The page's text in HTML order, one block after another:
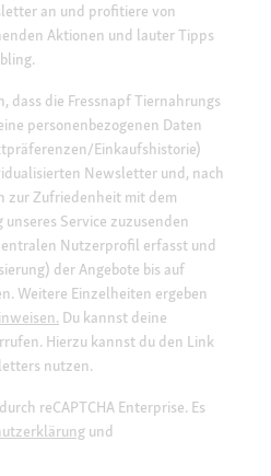
an und profitiere von
Aktionen und lauter Tipps
dass die Fressnapf Tiernahrungs
personenbezogenen Daten
Einkaufshistorie)
Newsletter und, nach
zur Zufriedenheit mit dem
Service zuzusenden
Nutzerprofil erfasst und
der Angebote bis auf
Weitere Einzelheiten ergeben
Du kannst deine
Hierzu kannst du den Link
nutzen.
reCAPTCHA Enterprise. Es
und